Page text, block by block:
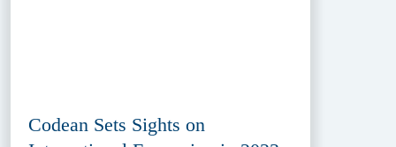
Codean Sets Sights on